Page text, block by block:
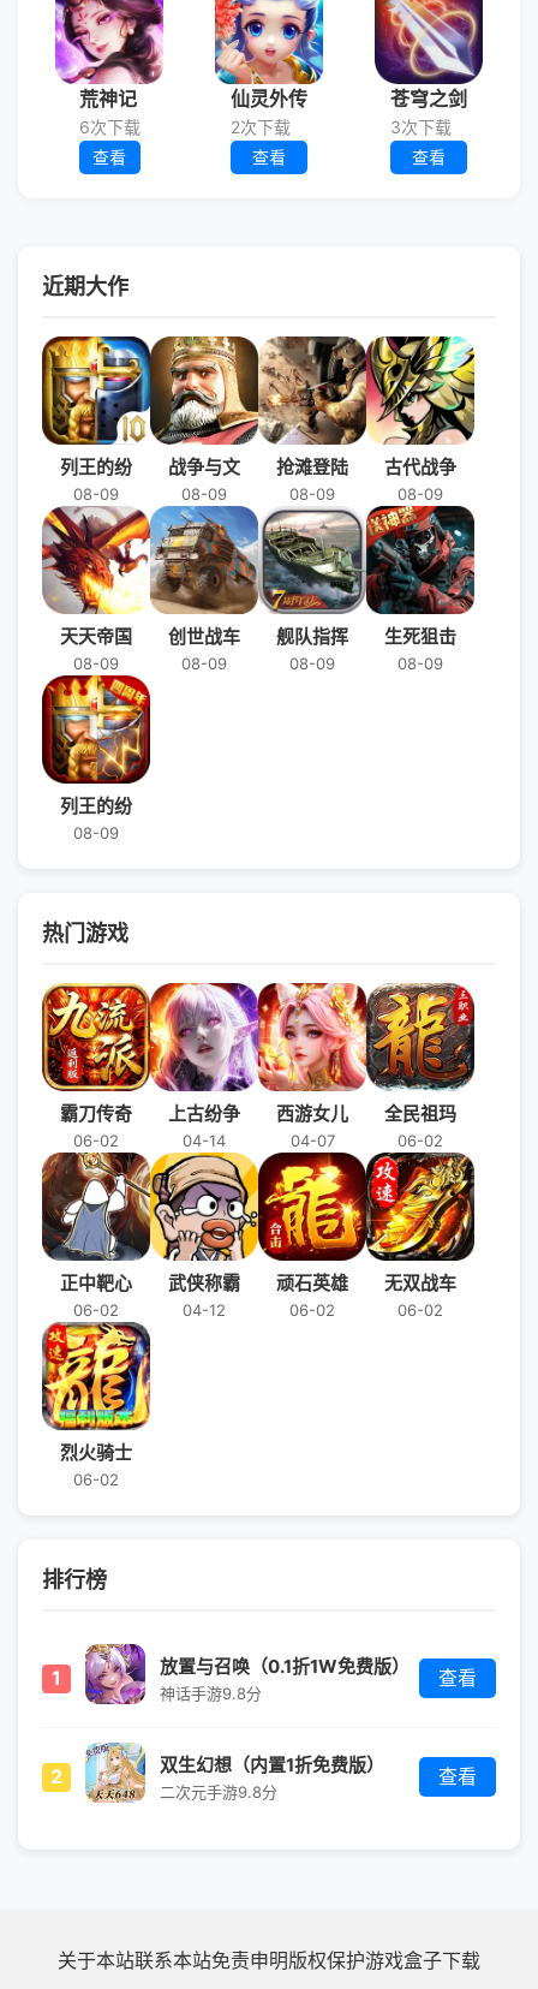
荒神记
6次下载
查看
仙灵外传
2次下载
查看
苍穹之剑
3次下载
查看
近期大作
列王的纷
08-09
战争与文
08-09
抢滩登陆
08-09
古代战争
08-09
天天帝国
08-09
创世战车
08-09
舰队指挥
08-09
生死狙击
08-09
列王的纷
08-09
热门游戏
霸刀传奇
06-02
上古纷争
04-14
西游女儿
04-07
全民祖玛
06-02
正中靶心
06-02
武侠称霸
04-12
顽石英雄
06-02
无双战车
06-02
烈火骑士
06-02
排行榜
1 放置与召唤（0.1折1W免费版）
神话手游9.8分
查看
2 双生幻想（内置1折免费版）
二次元手游9.8分
查看
关于本站联系本站免责申明版权保护游戏盒子下载